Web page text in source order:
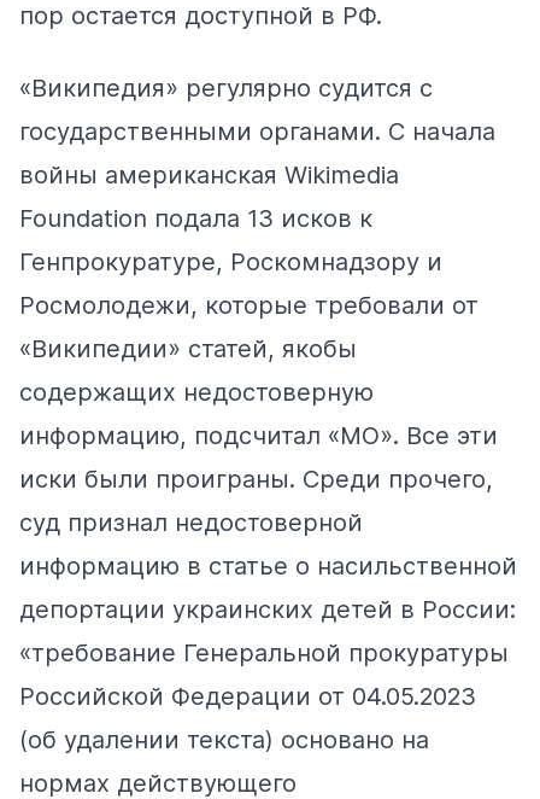
пор остается доступной в РФ.
«Википедия» регулярно судится с
государственными органами. С начала
войны американская Wikimedia
Foundation подала 13 исков к
Генпрокуратуре, Роскомнадзору и
Росмолодежи, которые требовали от
«Википедии» статей, якобы
содержащих недостоверную
информацию, подсчитал «МО». Все эти
иски были проиграны. Среди прочего,
суд признал недостоверной
информацию в статье о насильственной
депортации украинских детей в России:
«требование Генеральной прокуратуры
Российской Федерации от 04.05.2023
(об удалении текста) основано на
нормах действующего